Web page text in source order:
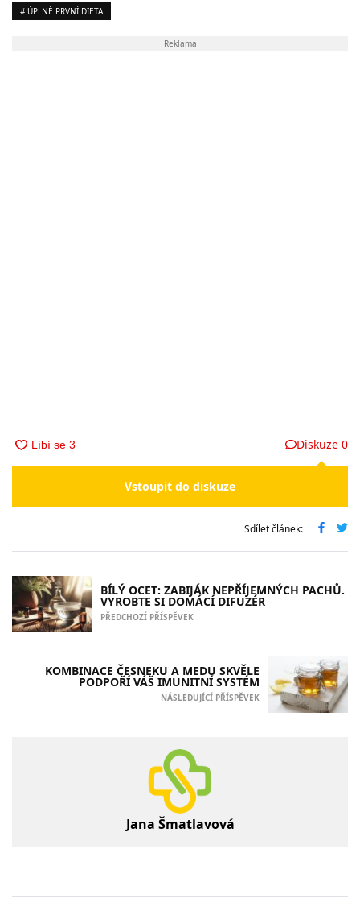
# ÚPLNĚ PRVNÍ DIETA
Reklama
Diskuze 0
Vstoupit do diskuze
Sdílet článek:
BÍLÝ OCET: ZABIJÁK NEPŘÍJEMNÝCH PACHŮ.
VYROBTE SI DOMÁCÍ DIFUZÉR
PŘEDCHOZÍ PŘÍSPĚVEK
KOMBINACE ČESNEKU A MEDU SKVĚLE
PODPOŘÍ VÁŠ IMUNITNÍ SYSTÉM
NÁSLEDUJÍCÍ PŘÍSPĚVEK
Jana Šmatlavová